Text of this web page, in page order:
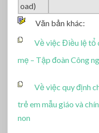
oad)
Văn bản khác:
Về việc Điều lệ tổ
mẹ – Tập đoàn Công
Về việc quy định
trẻ em mẫu giáo và
non